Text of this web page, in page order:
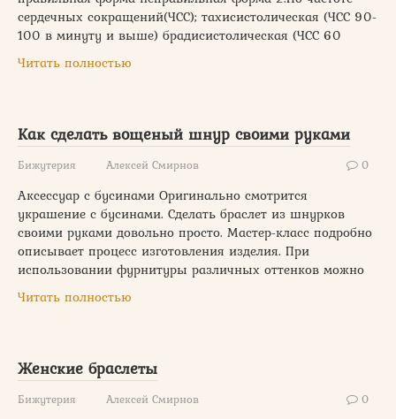
сердечных сокращений(ЧСС); тахисистолическая (ЧСС 90-
100 в минуту и выше) брадисистолическая (ЧСС 60
Читать полностью
Как сделать вощеный шнур своими руками
Бижутерия Алексей Смирнов 0
Аксессуар с бусинами Оригинально смотрится
украшение с бусинами. Сделать браслет из шнурков
своими руками довольно просто. Мастер-класс подробно
описывает процесс изготовления изделия. При
использовании фурнитуры различных оттенков можно
Читать полностью
Женские браслеты
Бижутерия Алексей Смирнов 0